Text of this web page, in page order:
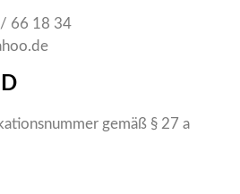
66 18 34
gemäß § 27 a